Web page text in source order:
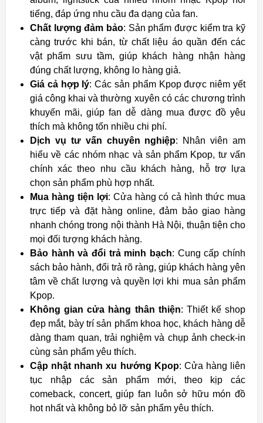
tiếng, đáp ứng nhu cầu đa dạng của fan.
Chất lượng đảm bảo: Sản phẩm được kiểm tra kỹ
càng trước khi bán, từ chất liệu áo quần đến các
vật phẩm sưu tầm, giúp khách hàng nhận hàng
đúng chất lượng, không lo hàng giả.
Giá cả hợp lý: Các sản phẩm Kpop được niêm yết
giá công khai và thường xuyên có các chương trình
khuyến mãi, giúp fan dễ dàng mua được đồ yêu
thích mà không tốn nhiều chi phí.
Dịch vụ tư vấn chuyên nghiệp: Nhân viên am
hiểu về các nhóm nhạc và sản phẩm Kpop, tư vấn
chính xác theo nhu cầu khách hàng, hỗ trợ lựa
chọn sản phẩm phù hợp nhất.
Mua hàng tiện lợi: Cửa hàng có cả hình thức mua
trực tiếp và đặt hàng online, đảm bảo giao hàng
nhanh chóng trong nội thành Hà Nội, thuận tiện cho
mọi đối tượng khách hàng.
Bảo hành và đổi trả minh bạch: Cung cấp chính
sách bảo hành, đổi trả rõ ràng, giúp khách hàng yên
tâm về chất lượng và quyền lợi khi mua sản phẩm
Kpop.
Không gian cửa hàng thân thiện: Thiết kế shop
đẹp mắt, bày trí sản phẩm khoa học, khách hàng dễ
dàng tham quan, trải nghiệm và chụp ảnh check-in
cùng sản phẩm yêu thích.
Cập nhật nhanh xu hướng Kpop: Cửa hàng liên
tục nhập các sản phẩm mới, theo kịp các
comeback, concert, giúp fan luôn sở hữu món đồ
hot nhất và không bỏ lỡ sản phẩm yêu thích.